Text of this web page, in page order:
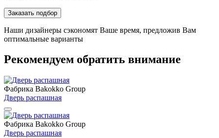
Заказать подбор
Наши дизайнеры сэкономят Ваше время, предложив Вам
оптимальные варианты
Рекомендуем обратить внимание
Фабрика Bakokko Group
Дверь распашная
Фабрика Bakokko Group
Дверь распашная